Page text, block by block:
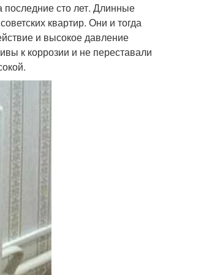
сто лет. Длинные
квартир. Они и тогда
и высокое давление
к коррозии и не переставали